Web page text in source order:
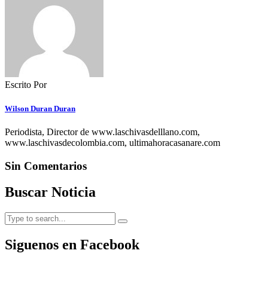
Escrito Por
Wilson Duran Duran
Periodista, Director de www.laschivasdelllano.com,
www.laschivasdecolombia.com, ultimahoracasanare.com
Sin Comentarios
Buscar Noticia
Siguenos en Facebook